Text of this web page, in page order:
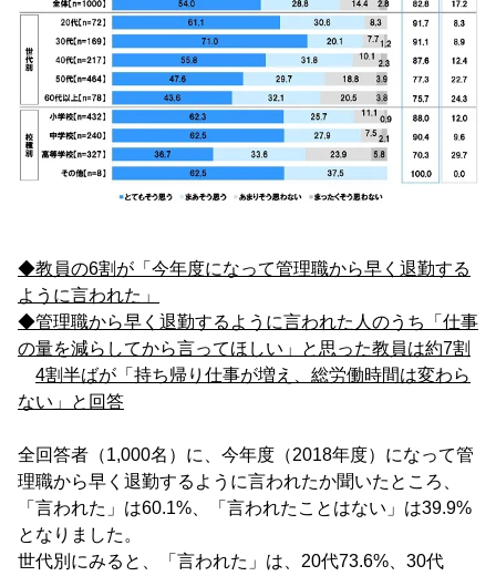
◆教員の6割が「今年度になって管理職から早く退勤する
ように言われた」
◆管理職から早く退勤するように言われた人のうち「仕事
の量を減らしてから言ってほしい」と思った教員は約7割
4割半ばが「持ち帰り仕事が増え、総労働時間は変わら
ない」と回答
全回答者（1,000名）に、今年度（2018年度）になって管
理職から早く退勤するように言われたか聞いたところ、
「言われた」は60.1%、「言われたことはない」は39.9%
となりました。
世代別にみると、「言われた」は、20代73.6%、30代